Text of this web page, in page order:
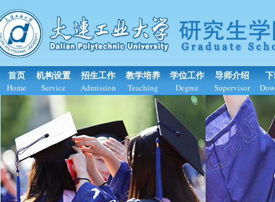
首页
Home
机构设置
Service
招生工作
Admission
教学培养
Teaching
学位工作
Degree
导师介绍
Supervisor